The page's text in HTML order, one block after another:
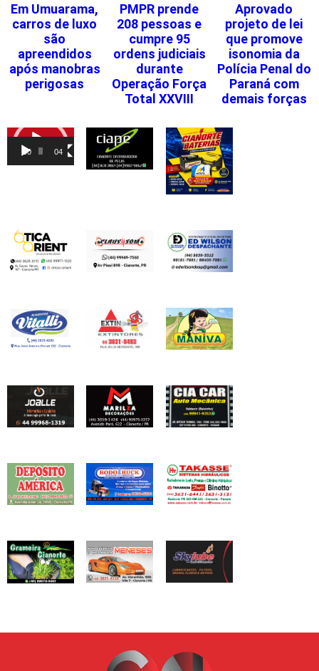
Em Umuarama,
carros de luxo
são
apreendidos
após manobras
perigosas
PMPR prende
208 pessoas e
cumpre 95
ordens judiciais
durante
Operação Força
Total XXVIII
Aprovado
projeto de lei
que promove
isonomia da
Polícia Penal do
Paraná com
demais forças
Tocador
vídeo
00:00 04:46